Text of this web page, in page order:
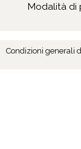
Modalità di
Condizioni generali